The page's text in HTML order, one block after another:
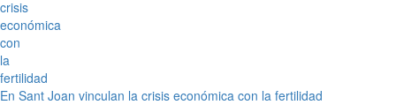
En Sant Joan vinculan la crisis económica con la fertilidad